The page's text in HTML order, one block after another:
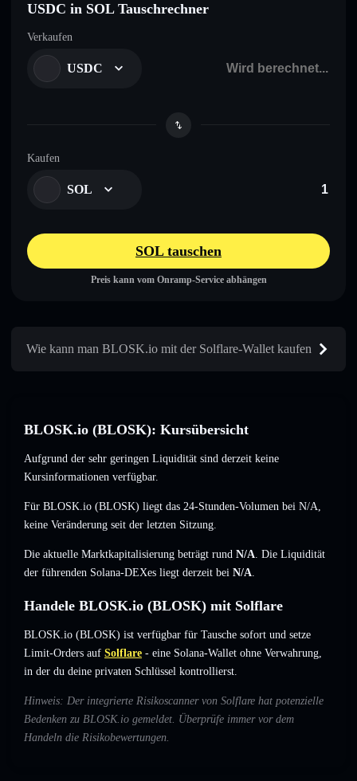
USDC in SOL Tauschrechner
Verkaufen
USDC
Kaufen
SOL
SOL tauschen
Preis kann vom Onramp-Service abhängen
Wie kann man BLOSK.io mit der Solflare-Wallet kaufen
BLOSK.io (BLOSK): Kursübersicht
Aufgrund der sehr geringen Liquidität sind derzeit keine
Kursinformationen verfügbar.
Für BLOSK.io (BLOSK) liegt das 24-Stunden-Volumen bei N/A,
keine Veränderung seit der letzten Sitzung.
Die aktuelle Marktkapitalisierung beträgt rund N/A. Die Liquidität
der führenden Solana-DEXes liegt derzeit bei N/A.
Handele BLOSK.io (BLOSK) mit Solflare
BLOSK.io (BLOSK) ist verfügbar für Tausche sofort und setze
Limit-Orders auf Solflare - eine Solana-Wallet ohne Verwahrung,
in der du deine privaten Schlüssel kontrollierst.
Hinweis: Der integrierte Risikoscanner von Solflare hat potenzielle
Bedenken zu BLOSK.io gemeldet. Überprüfe immer vor dem
Handeln die Risikobewertungen.